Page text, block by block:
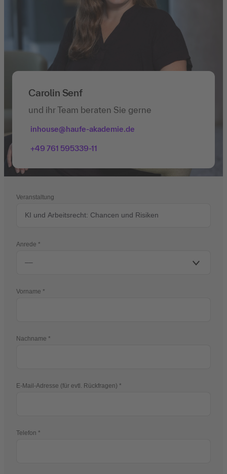
Carolin Senf
und ihr Team beraten Sie gerne
inhouse@haufe-akademie.de
+49 761 595339-11
Veranstaltung
Anrede
Vorname
Nachname
E-Mail-Adresse (für evtl. Rückfragen)
Telefon